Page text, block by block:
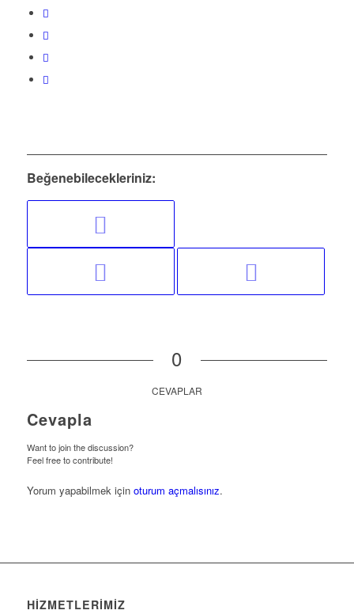
Beğenebilecekleriniz:
0
CEVAPLAR
Cevapla
Want to join the discussion?
Feel free to contribute!
Yorum yapabilmek için oturum açmalısınız.
HIZMETLERIMIZ